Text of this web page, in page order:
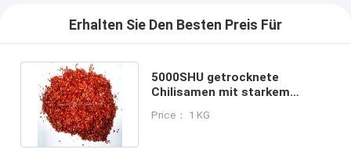
Erhalten Sie Den Besten Preis Für
5000SHU getrocknete
Chilisamen mit starkem
8 mm
Price： 1 KG